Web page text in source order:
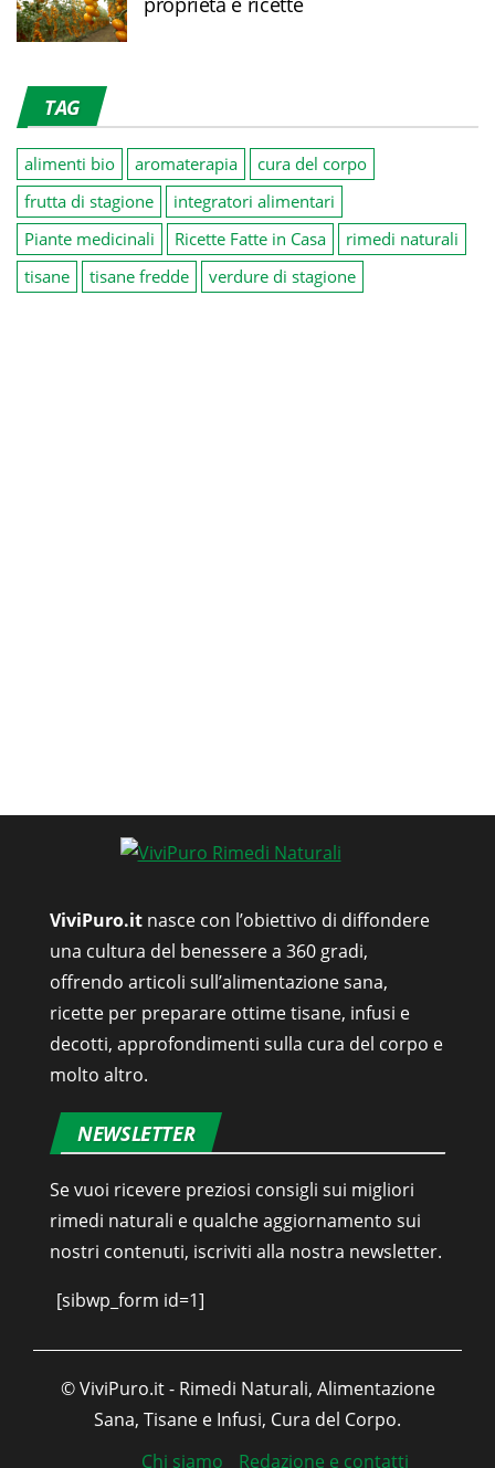
TAG
alimenti bio aromaterapia
cura del corpo
frutta di stagione
integratori alimentari
Piante medicinali
Ricette Fatte in Casa
rimedi naturali
tisane
tisane fredde verdure di stagione
ViviPuro.it nasce con l’obiettivo di diffondere
una cultura del benessere a 360 gradi,
offrendo articoli sull’alimentazione sana,
ricette per preparare ottime tisane, infusi e
decotti, approfondimenti sulla cura del corpo e
molto altro.
NEWSLETTER
Se vuoi ricevere preziosi consigli sui migliori
rimedi naturali e qualche aggiornamento sui
nostri contenuti, iscriviti alla nostra newsletter.
[sibwp_form id=1]
© ViviPuro.it - Rimedi Naturali, Alimentazione
Sana, Tisane e Infusi, Cura del Corpo.
Chi siamo
Redazione e contatti